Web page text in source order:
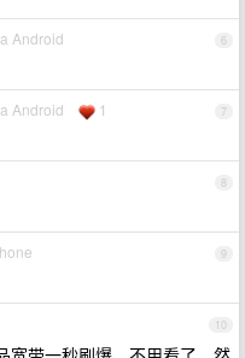
6
Android
7
Android 1
8
9
10